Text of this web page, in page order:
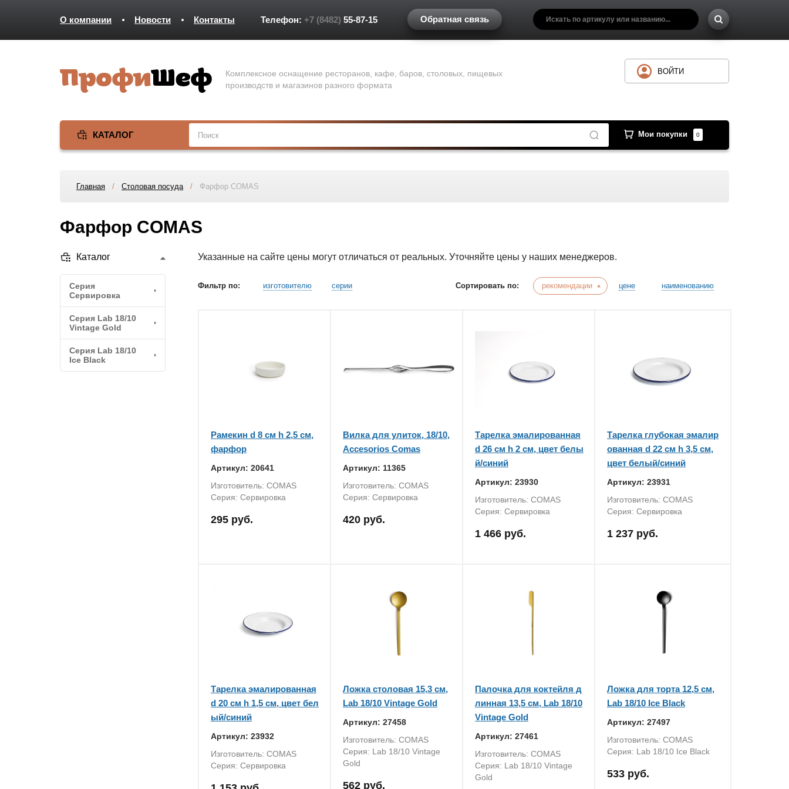
О компании Новости Контакты Телефон: +7 (8482) 55-87-15 Обратная связь
Комплексное оснащение ресторанов, кафе, баров, столовых, пищевых
производств и магазинов разного формата
КАТАЛОГ Мои покупки 0
ВОЙТИ
Главная / Столовая посуда/ Фарфор COMAS
Фарфор COMAS
Каталог
Серия
Сервировка
Серия Lab 18/10
Vintage Gold
Серия Lab 18/10
Ice Black
Указанные на сайте цены могут отличаться от реальных. Уточняйте цены у наших менеджеров.
Фильтр по: изготовителю серии Сортировать по: рекомендации цене наименованию
Рамекин d 8 см h 2,5 см,
фарфор
Артикул: 20641
Изготовитель: COMAS
Серия: Сервировка
295 руб.
Вилка для улиток, 18/10,
Accesorios Comas
Артикул: 11365
Изготовитель: COMAS
Серия: Сервировка
420 руб.
Тарелка эмалированная
d 26 см h 2 см, цвет белы
й/синий
Артикул: 23930
Изготовитель: COMAS
Серия: Сервировка
1 466 руб.
Тарелка глубокая эмалир
ованная d 22 см h 3,5 см,
цвет белый/синий
Артикул: 23931
Изготовитель: COMAS
Серия: Сервировка
1 237 руб.
Тарелка эмалированная
d 20 см h 1,5 см, цвет бел
ый/синий
Артикул: 23932
Изготовитель: COMAS
Серия: Сервировка
Ложка столовая 15,3 см,
Lab 18/10 Vintage Gold
Артикул: 27458
Изготовитель: COMAS
Серия: Lab 18/10 Vintage
Gold
562 руб.
Палочка для коктейля д
линная 13,5 см, Lab 18/10
Vintage Gold
Артикул: 27461
Изготовитель: COMAS
Серия: Lab 18/10 Vintage
Gold
Ложка для торта 12,5 см,
Lab 18/10 Ice Black
Артикул: 27497
Изготовитель: COMAS
Серия: Lab 18/10 Ice Black
533 руб.